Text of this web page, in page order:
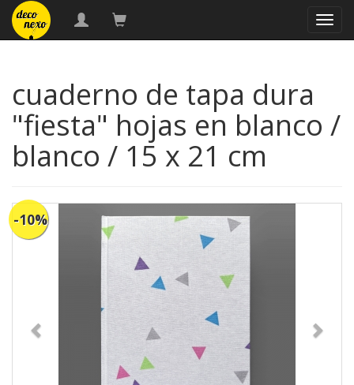
cuaderno de tapa dura
"fiesta" hojas en blanco /
blanco / 15 x 21 cm
-10%